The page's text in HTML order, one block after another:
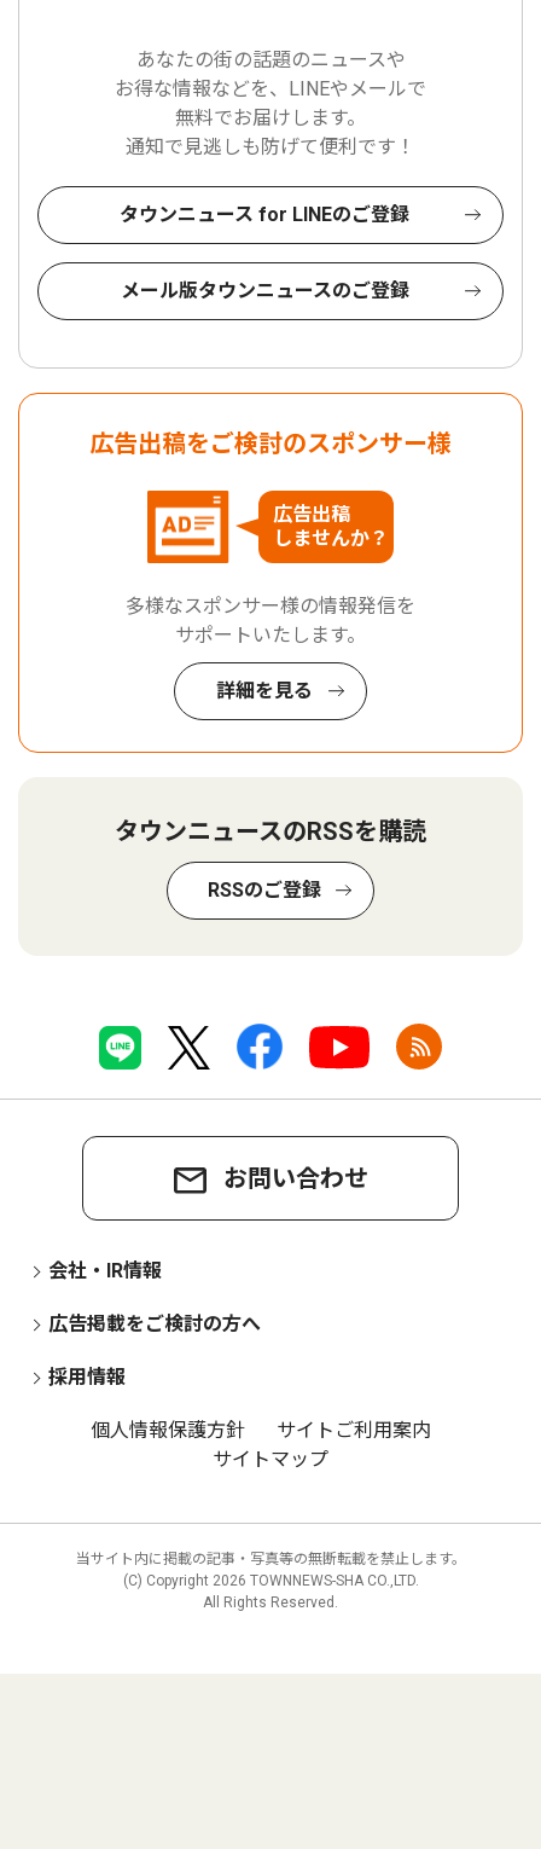
あなたの街の話題のニュースや
お得な情報などを、LINEやメールで
無料でお届けします。
通知で見逃しも防げて便利です！
タウンニュース for LINEのご登録
メール版タウンニュースのご登録
広告出稿をご検討のスポンサー様
広告出稿
しませんか？
多様なスポンサー様の情報発信を
サポートいたします。
詳細を見る
タウンニュースのRSSを購読
RSSのご登録
お問い合わせ
会社・IR情報
広告掲載をご検討の方へ
採用情報
個人情報保護方針
サイトご利用案内
サイトマップ
当サイト内に掲載の記事・写真等の無断転載を禁止します。
(C) Copyright 2026 TOWNNEWS-SHA CO.,LTD.
All Rights Reserved.